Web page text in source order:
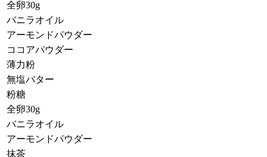
全卵30g
バニラオイル
アーモンドパウダー
ココアパウダー
薄力粉
無塩バター
粉糖
全卵30g
バニラオイル
アーモンドパウダー
抹茶